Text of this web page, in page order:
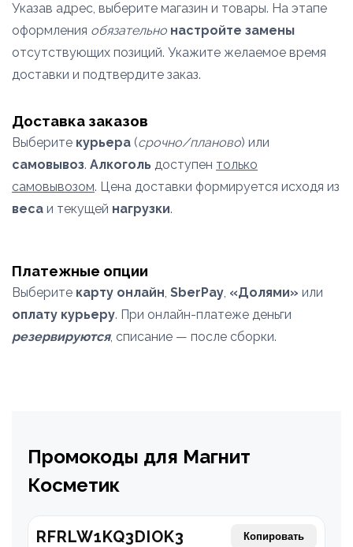
Указав адрес, выберите магазин и товары. На этапе
оформления обязательно настройте замены
отсутствующих позиций. Укажите желаемое время
доставки и подтвердите заказ.
Доставка заказов
Выберите курьера (срочно/планово) или
самовывоз. Алкоголь доступен только
самовывозом. Цена доставки формируется исходя из
веса и текущей нагрузки.
Платежные опции
Выберите карту онлайн, SberPay, «Долями» или
оплату курьеру. При онлайн-платеже деньги
резервируются, списание — после сборки.
Промокоды для Магнит
Косметик
RFRLW1KQ3DIOK3 Копировать